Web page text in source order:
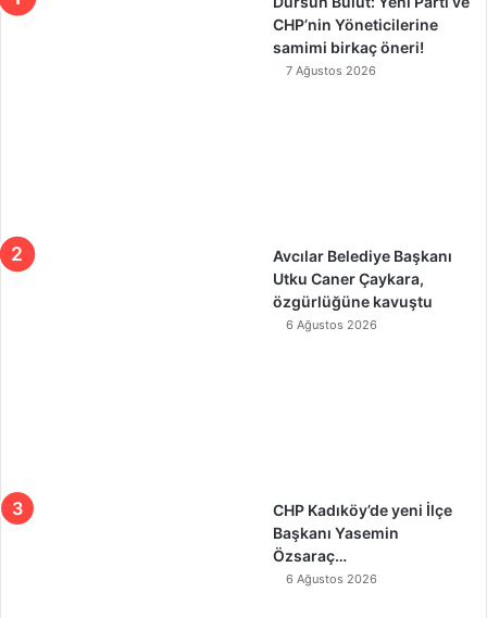
CHP’nin Yöneticilerine
samimi birkaç öneri!
7 Ağustos 2026
Avcılar Belediye Başkanı
Utku Caner Çaykara,
özgürlüğüne kavuştu
6 Ağustos 2026
CHP Kadıköy’de yeni İlçe
Başkanı Yasemin
Özsaraç…
6 Ağustos 2026